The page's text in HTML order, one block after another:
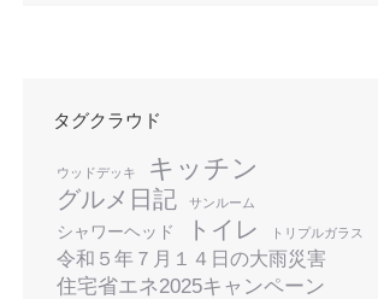
タグクラウド
ウッドデッキ キッチン
グルメ日記 サンルーム
シャワーヘッド トイレ トリプルガラス
令和５年７月１４日の大雨災害
住宅省エネ2025キャンペーン